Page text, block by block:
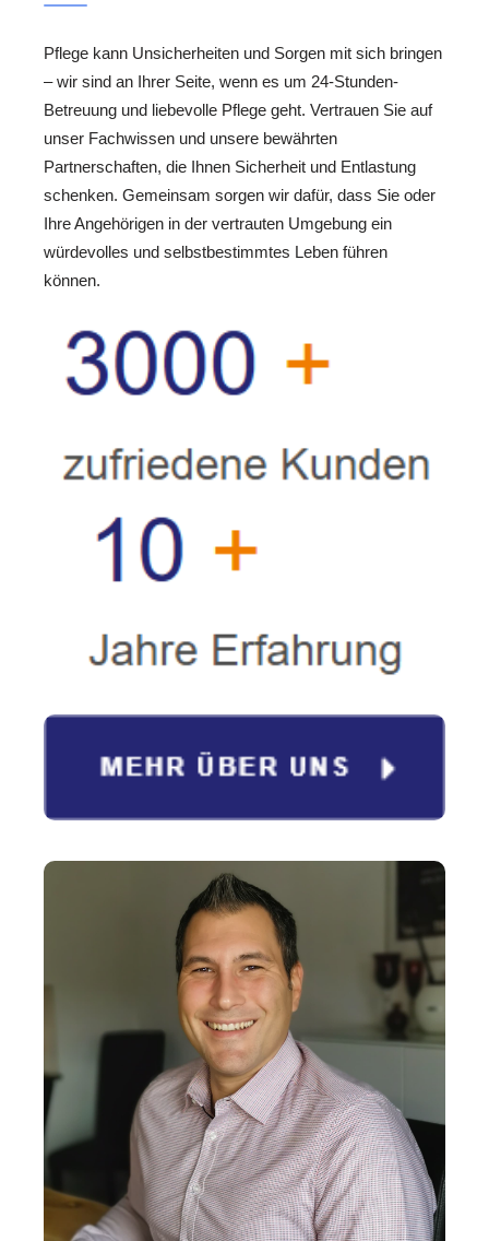
Pflege kann Unsicherheiten und Sorgen mit sich bringen
– wir sind an Ihrer Seite, wenn es um 24-Stunden-
Betreuung und liebevolle Pflege geht. Vertrauen Sie auf
unser Fachwissen und unsere bewährten
Partnerschaften, die Ihnen Sicherheit und Entlastung
schenken. Gemeinsam sorgen wir dafür, dass Sie oder
Ihre Angehörigen in der vertrauten Umgebung ein
würdevolles und selbstbestimmtes Leben führen
können.